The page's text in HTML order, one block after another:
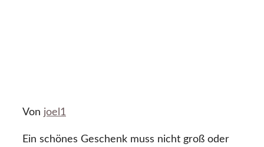
Von joel1
Ein schönes Geschenk muss nicht groß oder